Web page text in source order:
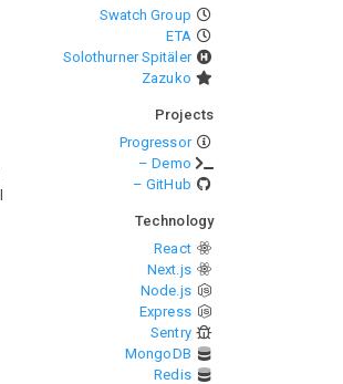
Swatch Group
ETA
Solothurner Spitäler
Zazuko
Projects
Progressor
– Demo
– GitHub
Technology
React
Next.js
Node.js
Express
Sentry
MongoDB
Redis